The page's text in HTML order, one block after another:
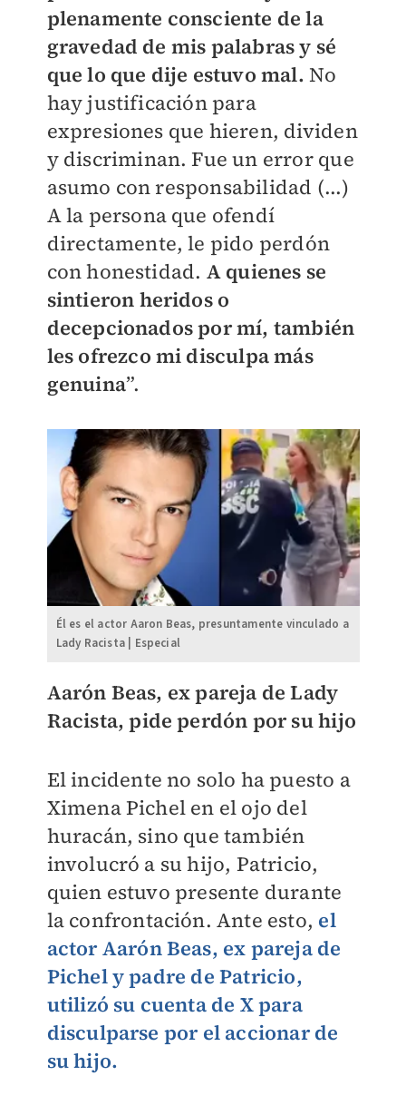
plenamente consciente de la
gravedad de mis palabras y sé
que lo que dije estuvo mal. No
hay justificación para
expresiones que hieren, dividen
y discriminan. Fue un error que
asumo con responsabilidad (...)
A la persona que ofendí
directamente, le pido perdón
con honestidad. A quienes se
sintieron heridos o
decepcionados por mí, también
les ofrezco mi disculpa más
genuina”.
Él es el actor Aaron Beas, presuntamente vinculado a
Lady Racista | Especial
Aarón Beas, ex pareja de Lady
Racista, pide perdón por su hijo
El incidente no solo ha puesto a
Ximena Pichel en el ojo del
huracán, sino que también
involucró a su hijo, Patricio,
quien estuvo presente durante
la confrontación. Ante esto, el
actor Aarón Beas, ex pareja de
Pichel y padre de Patricio,
utilizó su cuenta de X para
disculparse por el accionar de
su hijo.